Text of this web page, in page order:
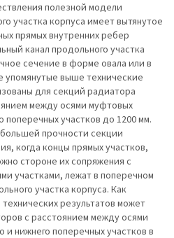
полезной модели
участка корпуса имеет вытянутое
прямых внутренних ребер
канал продольного участка
сечение в форме овала или в
упомянутые выше технические
для секций радиатора
между осями муфтовых
поперечных участков до 1200 мм.
прочности секции
когда концы прямых участков,
стороне их сопряжения с
участками, лежат в поперечном
участка корпуса. Как
результатов может
с расстоянием между осями
и нижнего поперечных участков в